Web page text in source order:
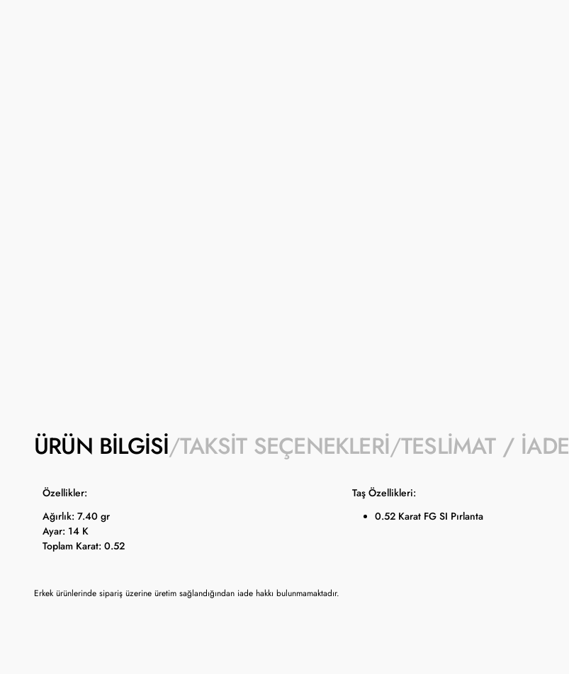
ÜRÜN BILGISI TAKSIT SEÇENEKLERI TESLIMAT / İADE
Özellikler: Taş Özellikleri:
Ağırlık: 7.40 gr
Ayar: 14 K
Toplam Karat: 0.52
0.52 Karat FG SI Pırlanta
Erkek ürünlerinde sipariş üzerine üretim sağlandığından iade hakkı bulunmamaktadır.